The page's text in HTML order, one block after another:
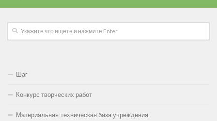
Шаг
Конкурс творческих работ
Материальная-техническая база учреждения